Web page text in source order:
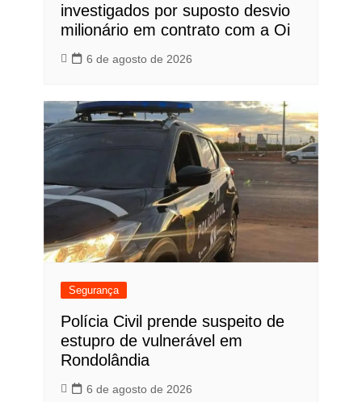
investigados por suposto desvio
milionário em contrato com a Oi
6 de agosto de 2026
Segurança
Polícia Civil prende suspeito de
estupro de vulnerável em
Rondolândia
6 de agosto de 2026